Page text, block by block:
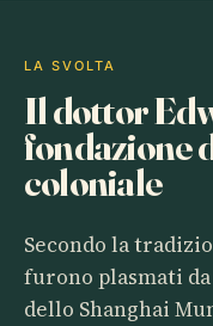
LA SVOLTA
Il dottor
fondazione
coloniale
Secondo la
furono plasmati
dello Shanghai